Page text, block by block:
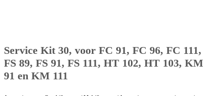
Service Kit 30, voor FC 91, FC 96, FC 111,
FS 89, FS 91, FS 111, HT 102, HT 103, KM
91 en KM 111